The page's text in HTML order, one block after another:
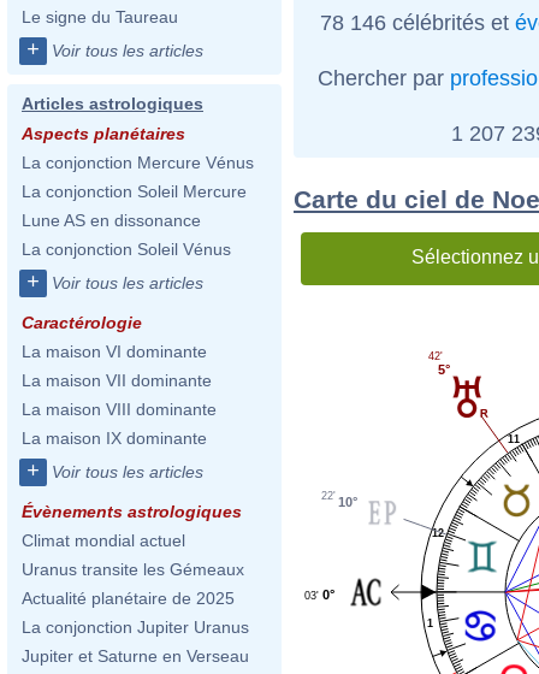
Le signe du Taureau
+ Voir tous les articles
Articles astrologiques
Aspects planétaires
La conjonction Mercure Vénus
La conjonction Soleil Mercure
Lune AS en dissonance
La conjonction Soleil Vénus
+ Voir tous les articles
Caractérologie
La maison VI dominante
La maison VII dominante
La maison VIII dominante
La maison IX dominante
+ Voir tous les articles
Évènements astrologiques
Climat mondial actuel
Uranus transite les Gémeaux
Actualité planétaire de 2025
La conjonction Jupiter Uranus
Jupiter et Saturne en Verseau
78 146 célébrités et
Chercher par
1 207
Carte du ciel de
Sélectionnez
1
11
12
5°
42'
10°
22'
0°
03'